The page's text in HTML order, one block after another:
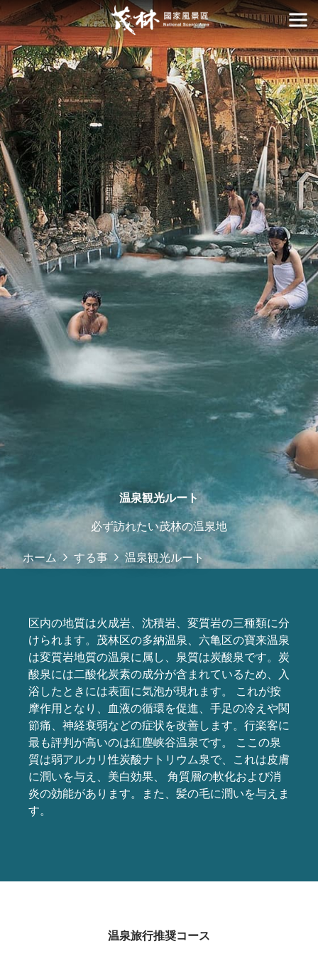
跳
到
主
要
內
容
區
塊
開
温泉観光ルート
必ず訪れたい茂林の温泉地
ホーム
する事 温泉観光ルート
区内の地質は火成岩、沈積岩、変質岩の三種類に分
けられます。茂林区の多納温泉、六亀区の寶来温泉
は変質岩地質の温泉に属し、泉質は炭酸泉です。炭
酸泉には二酸化炭素の成分が含まれているため、入
浴したときには表面に気泡が現れます。 これが按
摩作用となり、血液の循環を促進、手足の冷えや関
節痛、神経衰弱などの症状を改善します。行楽客に
最も評判が高いのは紅塵峡谷温泉です。 ここの泉
質は弱アルカリ性炭酸ナトリウム泉で、これは皮膚
に潤いを与え、美白効果、 角質層の軟化および消
炎の効能があります。また、髪の毛に潤いを与えま
す。
温泉旅行推奨コース